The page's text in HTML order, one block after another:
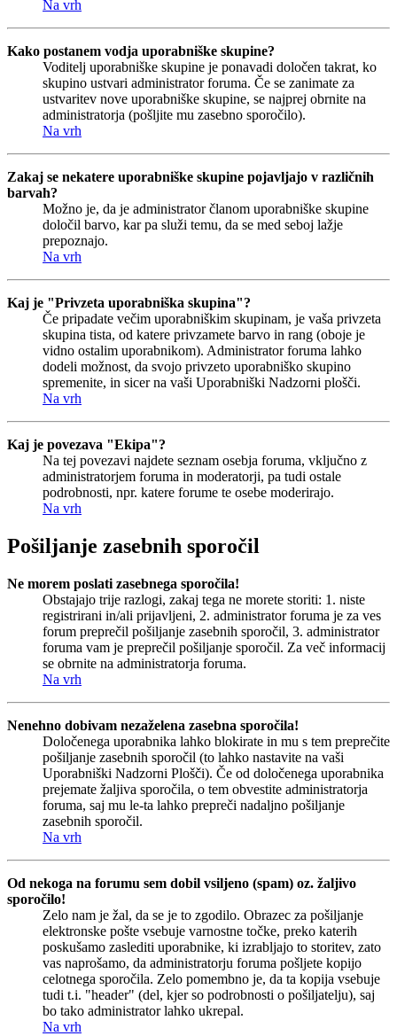
Na vrh
Kako postanem vodja uporabniške skupine?
Voditelj uporabniške skupine je ponavadi določen takrat, ko
skupino ustvari administrator foruma. Če se zanimate za
ustvaritev nove uporabniške skupine, se najprej obrnite na
administratorja (pošljite mu zasebno sporočilo).
Na vrh
Zakaj se nekatere uporabniške skupine pojavljajo v različnih
barvah?
Možno je, da je administrator članom uporabniške skupine
določil barvo, kar pa služi temu, da se med seboj lažje
prepoznajo.
Na vrh
Kaj je "Privzeta uporabniška skupina"?
Če pripadate večim uporabniškim skupinam, je vaša privzeta
skupina tista, od katere privzamete barvo in rang (oboje je
vidno ostalim uporabnikom). Administrator foruma lahko
dodeli možnost, da svojo privzeto uporabniško skupino
spremenite, in sicer na vaši Uporabniški Nadzorni plošči.
Na vrh
Kaj je povezava "Ekipa"?
Na tej povezavi najdete seznam osebja foruma, vključno z
administratorjem foruma in moderatorji, pa tudi ostale
podrobnosti, npr. katere forume te osebe moderirajo.
Na vrh
Pošiljanje zasebnih sporočil
Ne morem poslati zasebnega sporočila!
Obstajajo trije razlogi, zakaj tega ne morete storiti: 1. niste
registrirani in/ali prijavljeni, 2. administrator foruma je za ves
forum preprečil pošiljanje zasebnih sporočil, 3. administrator
foruma vam je preprečil pošiljanje sporočil. Za več informacij
se obrnite na administratorja foruma.
Na vrh
Nenehno dobivam nezaželena zasebna sporočila!
Določenega uporabnika lahko blokirate in mu s tem preprečite
pošiljanje zasebnih sporočil (to lahko nastavite na vaši
Uporabniški Nadzorni Plošči). Če od določenega uporabnika
prejemate žaljiva sporočila, o tem obvestite administratorja
foruma, saj mu le-ta lahko prepreči nadaljno pošiljanje
zasebnih sporočil.
Na vrh
Od nekoga na forumu sem dobil vsiljeno (spam) oz. žaljivo
sporočilo!
Zelo nam je žal, da se je to zgodilo. Obrazec za pošiljanje
elektronske pošte vsebuje varnostne točke, preko katerih
poskušamo zaslediti uporabnike, ki izrabljajo to storitev, zato
vas naprošamo, da administratorju foruma pošljete kopijo
celotnega sporočila. Zelo pomembno je, da ta kopija vsebuje
tudi t.i. "header" (del, kjer so podrobnosti o pošiljatelju), saj
bo tako administrator lahko ukrepal.
Na vrh